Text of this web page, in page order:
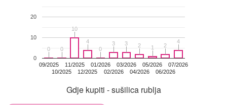
09/2025
10/2025
11/2025
12/2025
01/2026
02/2026
03/2026
04/2026
05/2026
06/2026
07/2026
0
10
20
0
0 0
0
10
10
4
4
0
0
3
3 3
3 2
2 1
1 2
2
4
4
Gdje kupiti - sušilica rublja